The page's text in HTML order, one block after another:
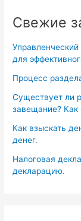
Свежие
для
Процесс
Существует ли
завещание? Как
Как взыскать
денег.
Налоговая
декларацию.